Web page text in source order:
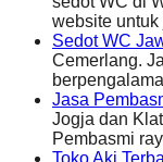
website
Sedot WC
Cemerlang.
Jasa
Jogja dan
Pembasmi
Toko Aki